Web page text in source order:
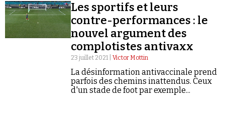
Demander à Vera
Les sportifs et leurs
contre-performances : le
nouvel argument des
complotistes antivaxx
23 juillet 2021 | Victor Mottin
La désinformation antivaccinale prend
parfois des chemins inattendus. Ceux
d'un stade de foot par exemple...